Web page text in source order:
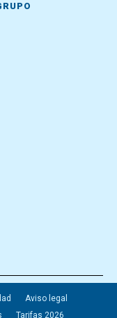
Aviso legal
Tarifas 2026